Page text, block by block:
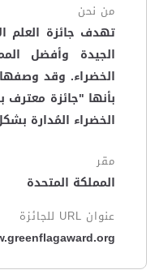
من نحن
تهدف جائزة العلم
الجيدة وأفضل
بأنها "جائزة معترف
الخضراء المُدارة
مقر
المملكة المتحدة
عنوان URL للجائزة